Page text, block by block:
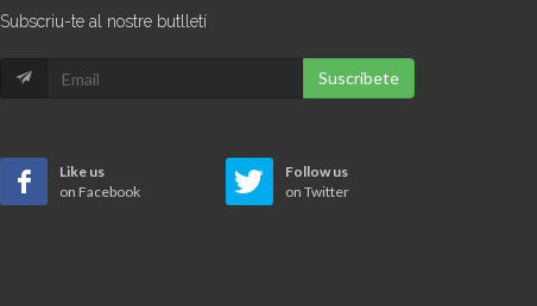
Subscriu-te al nostre butlletí
Suscribete
Like us
on Facebook
Follow us
on Twitter